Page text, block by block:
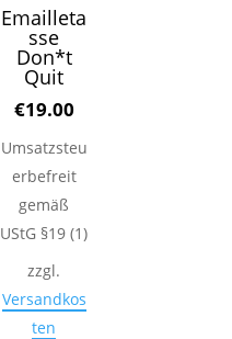
Emailleta
sse
Don*t
Quit
€19.00
Umsatzsteu
erbefreit
gemäß
UStG §19 (1)
zzgl.
Versandkos
ten